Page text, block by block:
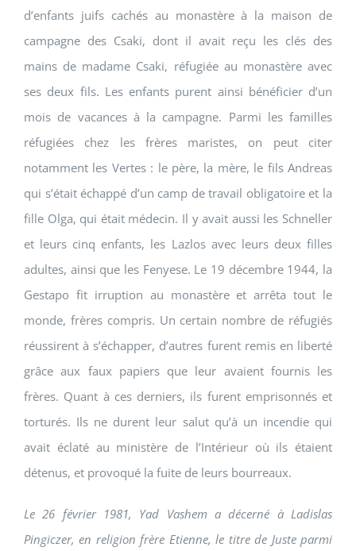
d’enfants juifs cachés au monastère à la maison de
campagne des Csaki, dont il avait reçu les clés des
mains de madame Csaki, réfugiée au monastère avec
ses deux fils. Les enfants purent ainsi bénéficier d’un
mois de vacances à la campagne. Parmi les familles
réfugiées chez les frères maristes, on peut citer
notamment les Vertes : le père, la mère, le fils Andreas
qui s’était échappé d’un camp de travail obligatoire et la
fille Olga, qui était médecin. Il y avait aussi les Schneller
et leurs cinq enfants, les Lazlos avec leurs deux filles
adultes, ainsi que les Fenyese. Le 19 décembre 1944, la
Gestapo fit irruption au monastère et arrêta tout le
monde, frères compris. Un certain nombre de réfugiés
réussirent à s’échapper, d’autres furent remis en liberté
grâce aux faux papiers que leur avaient fournis les
frères. Quant à ces derniers, ils furent emprisonnés et
torturés. Ils ne durent leur salut qu’à un incendie qui
avait éclaté au ministère de l’Intérieur où ils étaient
détenus, et provoqué la fuite de leurs bourreaux.
Le 26 février 1981, Yad Vashem a décerné à Ladislas
Pingiczer, en religion frère Etienne, le titre de Juste parmi